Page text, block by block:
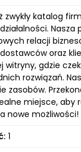
katalog
relacji
oraz
gdzie
rozwiązań.
zasobów.
miejsce, aby
nowe możliwości!
1